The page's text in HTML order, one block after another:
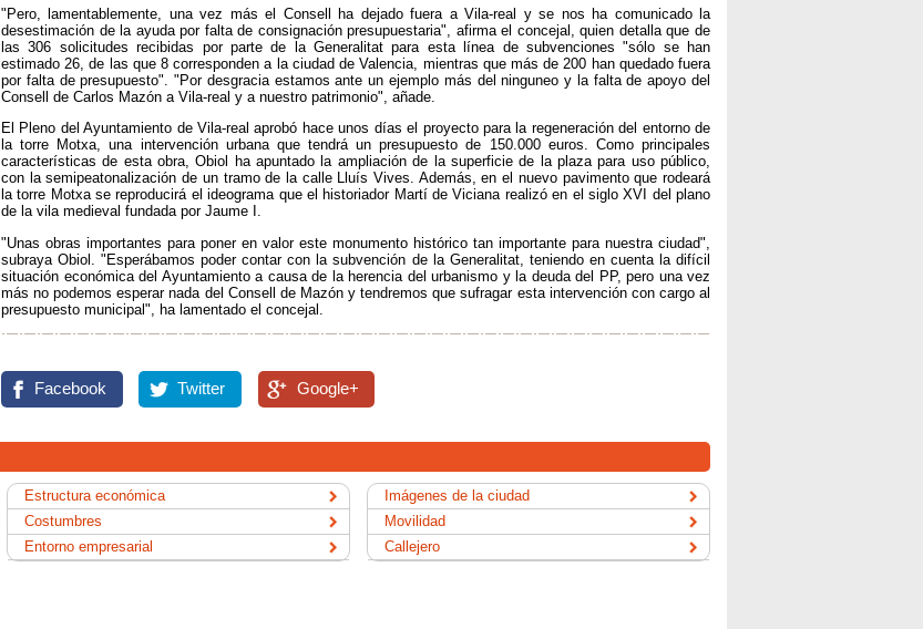
"Pero, lamentablemente, una vez más el Consell ha dejado fuera a Vila-real y se nos ha comunicado la
desestimación de la ayuda por falta de consignación presupuestaria", afirma el concejal, quien detalla que de
las 306 solicitudes recibidas por parte de la Generalitat para esta línea de subvenciones "sólo se han
estimado 26, de las que 8 corresponden a la ciudad de Valencia, mientras que más de 200 han quedado fuera
por falta de presupuesto". "Por desgracia estamos ante un ejemplo más del ninguneo y la falta de apoyo del
Consell de Carlos Mazón a Vila-real y a nuestro patrimonio", añade.
El Pleno del Ayuntamiento de Vila-real aprobó hace unos días el proyecto para la regeneración del entorno de
la torre Motxa, una intervención urbana que tendrá un presupuesto de 150.000 euros. Como principales
características de esta obra, Obiol ha apuntado la ampliación de la superficie de la plaza para uso público,
con la semipeatonalización de un tramo de la calle Lluís Vives. Además, en el nuevo pavimento que rodeará
la torre Motxa se reproducirá el ideograma que el historiador Martí de Viciana realizó en el siglo XVI del plano
de la vila medieval fundada por Jaume I.
"Unas obras importantes para poner en valor este monumento histórico tan importante para nuestra ciudad",
subraya Obiol. "Esperábamos poder contar con la subvención de la Generalitat, teniendo en cuenta la difícil
situación económica del Ayuntamiento a causa de la herencia del urbanismo y la deuda del PP, pero una vez
más no podemos esperar nada del Consell de Mazón y tendremos que sufragar esta intervención con cargo al
presupuesto municipal", ha lamentado el concejal.
Facebook Twitter Google+
Estructura económica
Costumbres
Entorno empresarial
Imágenes de la ciudad
Movilidad
Callejero